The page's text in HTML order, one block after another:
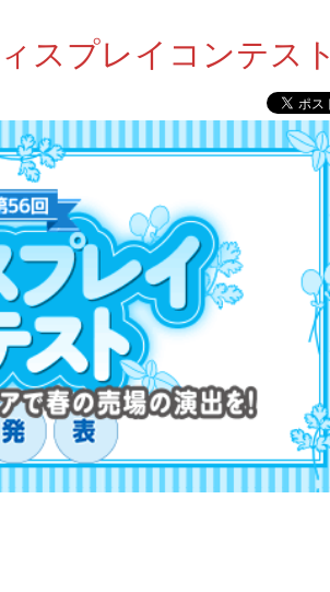
スプレイコンテスト